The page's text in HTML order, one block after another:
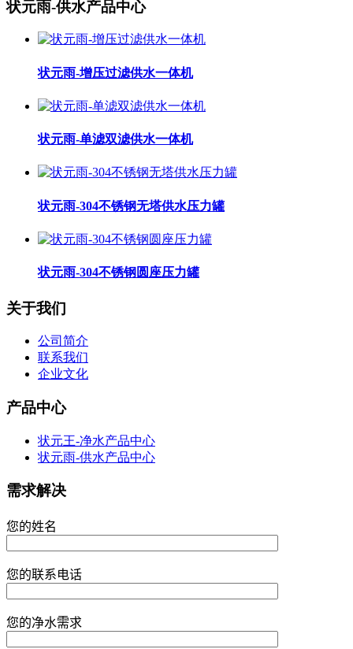
状元雨-供水产品中心
状元雨-增压过滤供水一体机
状元雨-单滤双滤供水一体机
状元雨-304不锈钢无塔供水压力罐
状元雨-304不锈钢圆座压力罐
关于我们
公司简介
联系我们
企业文化
产品中心
状元王-净水产品中心
状元雨-供水产品中心
需求解决
您的姓名
您的联系电话
您的净水需求